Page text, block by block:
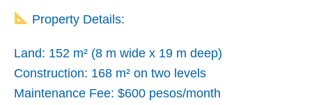
Property Details:
Land: 152 m² (8 m wide x 19 m deep)
Construction: 168 m² on two levels
Maintenance Fee: $600 pesos/month